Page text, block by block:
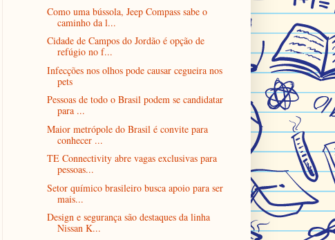
Como uma bússola, Jeep Compass sabe o
caminho da l...
Cidade de Campos do Jordão é opção de
refúgio no f...
Infecções nos olhos pode causar cegueira nos
pets
Pessoas de todo o Brasil podem se candidatar
para ...
Maior metrópole do Brasil é convite para
conhecer ...
TE Connectivity abre vagas exclusivas para
pessoas...
Setor químico brasileiro busca apoio para ser
mais...
Design e segurança são destaques da linha
Nissan K...